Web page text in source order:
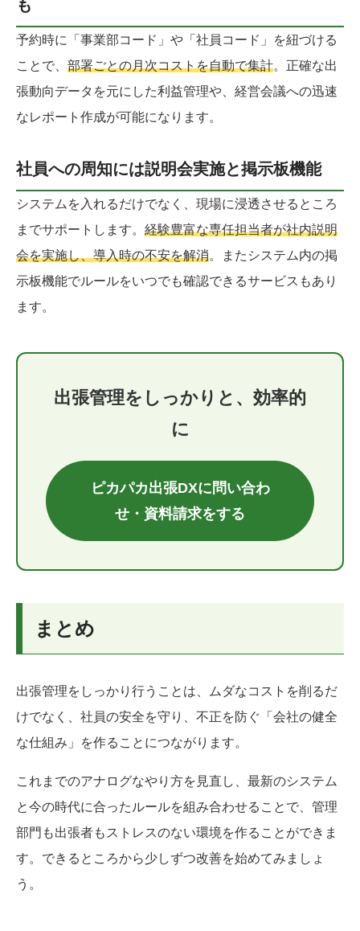
も
予約時に「事業部コード」や「社員コード」を紐づける
ことで、 部署ごとの月次コストを自動で集計。正確な出
張動向データを元にした利益管理や、経営会議への迅速
なレポート作成が可能になります。
社員への周知には説明会実施と掲示板機能
システムを入れるだけでなく、現場に浸透させるところ
までサポートします。 経験豊富な専任担当者が社内説明
会を実施し、導入時の不安を解消。またシステム内の掲
示板機能でルールをいつでも確認できるサービスもあり
ます。
出張管理をしっかりと、効率的
に
ピカパカ出張DXに問い合わ
せ・資料請求をする
まとめ
出張管理をしっかり行うことは、ムダなコストを削るだ
けでなく、社員の安全を守り、不正を防ぐ「会社の健全
な仕組み」を作ることにつながります。
これまでのアナログなやり方を見直し、最新のシステム
と今の時代に合ったルールを組み合わせることで、管理
部門も出張者もストレスのない環境を作ることができま
す。できるところから少しずつ改善を始めてみましょ
う。